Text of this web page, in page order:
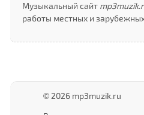
Музыкальный сайт
работы местных и
© 2026 mp3muzik.ru